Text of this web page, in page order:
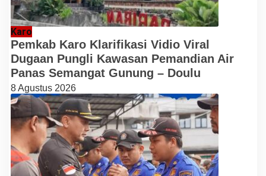
Karo
Pemkab Karo Klarifikasi Vidio Viral
Dugaan Pungli Kawasan Pemandian Air
Panas Semangat Gunung – Doulu
8 Agustus 2026